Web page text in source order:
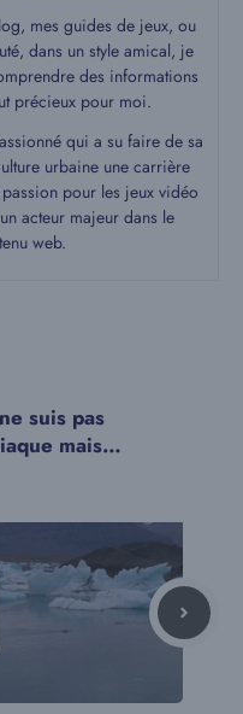
mes guides de jeux, ou
dans un style amical, je
des informations
précieux pour moi.
qui a su faire de sa
urbaine une carrière
pour les jeux vidéo
acteur majeur dans le
web.
suis pas
mais…